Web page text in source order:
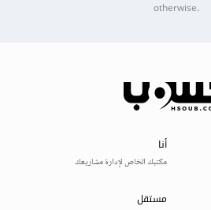
otherwise.